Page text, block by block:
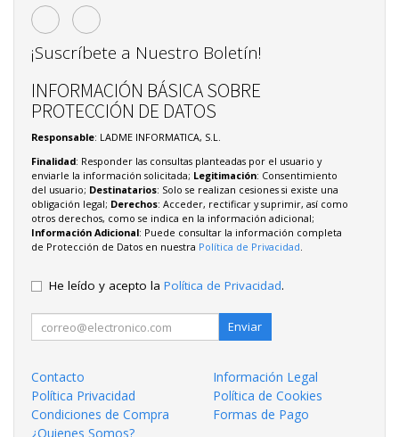
¡Suscríbete a Nuestro Boletín!
INFORMACIÓN BÁSICA SOBRE
PROTECCIÓN DE DATOS
Responsable: LADME INFORMATICA, S.L.
Finalidad: Responder las consultas planteadas por el usuario y
enviarle la información solicitada; Legitimación: Consentimiento
del usuario; Destinatarios: Solo se realizan cesiones si existe una
obligación legal; Derechos: Acceder, rectificar y suprimir, así como
otros derechos, como se indica en la información adicional;
Información Adicional: Puede consultar la información completa
de Protección de Datos en nuestra Política de Privacidad
He leído y acepto la Política de Privacidad.
Enviar
Contacto
Información Legal
Política Privacidad
Política de Cookies
Condiciones de Compra
Formas de Pago
¿Quienes Somos?